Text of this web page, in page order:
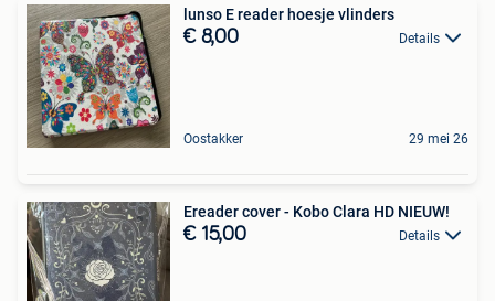
lunso E reader hoesje vlinders
€ 8,00 Details
Oostakker 29 mei 26
Ereader cover - Kobo Clara HD NIEUW!
€ 15,00 Details